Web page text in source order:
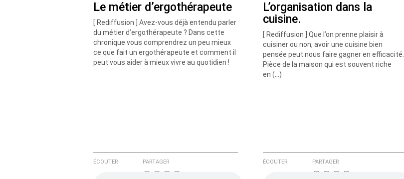
Le métier d’ergothérapeute
[ Rediffusion ] Avez-vous déjà entendu parler
du métier d’ergothérapeute ? Dans cette
chronique vous comprendrez un peu mieux
ce que fait un ergothérapeute et comment il
peut vous aider à mieux vivre au quotidien !
ÉCOUTER PARTAGER
L’organisation dans la
cuisine.
[ Rediffusion ] Que l’on prenne plaisir à
cuisiner ou non, avoir une cuisine bien
pensée peut nous faire gagner en efficacité.
Pièce de la maison qui est souvent riche
en (…)
ÉCOUTER PARTAGER